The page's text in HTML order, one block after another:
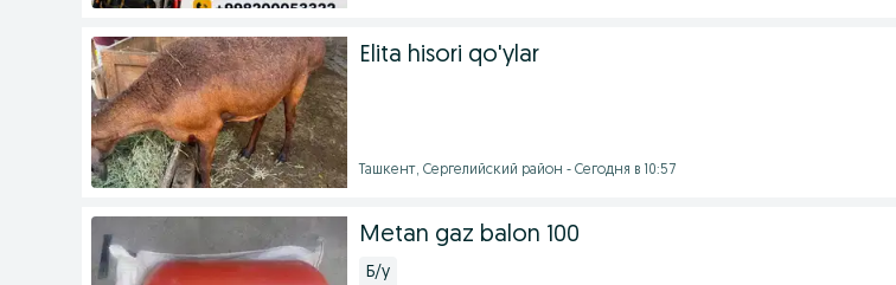
Elita hisori qo'ylar
Ташкент, Сергелийский район - Сегодня в 10:57
Metan gaz balon 100
Б/у